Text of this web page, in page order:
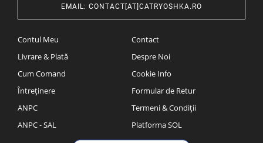
EMAIL: CONTACT[AT]CATRYOSHKA.RO
Contul Meu
Livrare & Plată
Cum Comand
Întreținere
ANPC
ANPC - SAL
Contact
Despre Noi
Cookie Info
Formular de Retur
Termeni & Condiții
Platforma SOL